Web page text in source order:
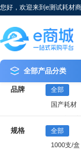
您好，欢迎来到e测试耗材商
全部产品分类
品牌 全部
国产耗材
规格 全部
1000支/